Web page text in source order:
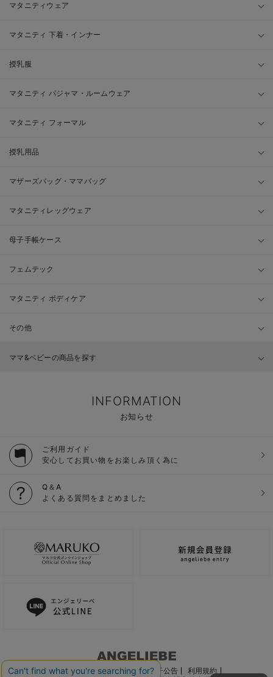
マタニティウェア
マタニティ 下着・インナー
授乳服
マタニティ パジャマ・ルームウェア
マタニティ フォーマル
授乳用品
マザーズバッグ・ママバッグ
マタニティレッグウェア
母子手帳ケース
フェムテック
マタニティ ボディケア
その他
ママ&ベビーの商品を探す
INFORMATION
お知らせ
ご利用ガイド
安心してお買い物をお楽しみ頂く為に
Q＆A
よくある質問をまとめました
ご利用ガイド 会社概要 電子公告
利用規約